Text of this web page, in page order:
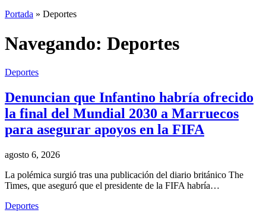
Portada » Deportes
Navegando: Deportes
Deportes
Denuncian que Infantino habría ofrecido
la final del Mundial 2030 a Marruecos
para asegurar apoyos en la FIFA
agosto 6, 2026
La polémica surgió tras una publicación del diario británico The
Times, que aseguró que el presidente de la FIFA habría…
Deportes